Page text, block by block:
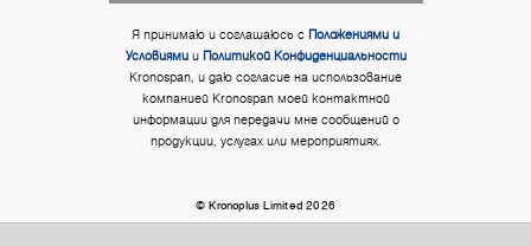
Я принимаю и соглашаюсь с Положениями и
Условиямии Политикой Конфиденциальности
Kronospan, и даю согласие на использование
компанией Kronospan моей контактной
информации для передачи мне сообщений о
продукции, услугах или мероприятиях.
© Kronoplus Limited 2026